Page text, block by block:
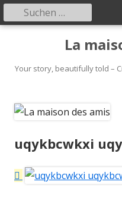
Inhalt
La
Your story, beautifully told –
Primäres
Suchen
nach:
uqykbcwkxi